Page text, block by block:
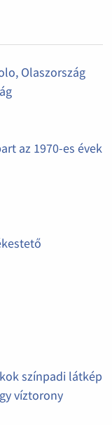
Olaszország
az 1970-es évek
színpadi látkép
víztorony